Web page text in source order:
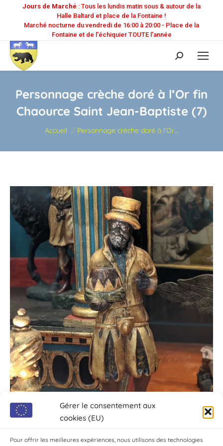
Gérer le consentement aux
cookies (EU)
Pour offrir les meilleures expériences, nous utilisons des technologies
Jours de Marché : Tous les lundis matin sous & autour de la
Halle Baltard et place de la Fontaine !
Marché nocturne du vendredi de 16:00 à 20:00 - Place de la
Fontaine et de l'échiquier TOUTE l'année
Recherche
:
Personnage crèche doré à l’Or fin
Chaource Saint Jean-Baptiste (7)
Vous êtes ici :
Accueil Personnage crèche doré à l’Or…